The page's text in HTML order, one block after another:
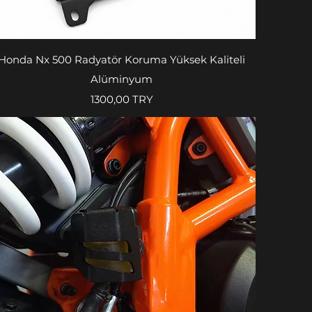
Vista rapida
Nx 500 Radyatör Koruma Yüksek Kaliteli
Alüminyum
Prezzo
1300,00 TRY